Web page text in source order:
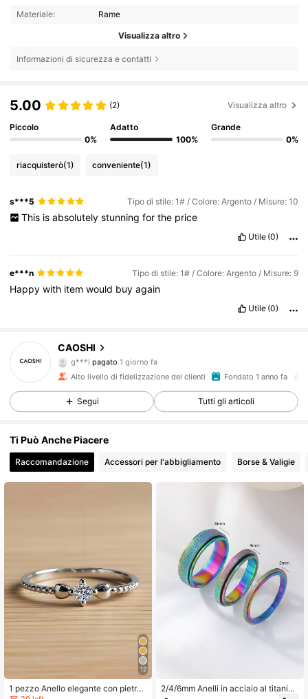
Materiale: Rame
Visualizza altro
Informazioni di sicurezza e contatti
5.00 (2) Visualizza altro
Piccolo
0%
Adatto
100%
Grande
0%
riacquisterò(1) conveniente(1)
s***5 Tipo di stile: 1# / Colore: Argento / Misure: 10
This is absolutely stunning for the price
Utile (0)
e***n Tipo di stile: 1# / Colore: Argento / Misure: 9
Happywith itemwould buyagain
Utile (0)
CAOSHI
4.89
65K Follower
g***i pagato 1 giorno fa
r***4segue9 ore fa
4.89 65K Follower
4.89 65K Follower
4.89 65K Follower
4.89 65K Follower
65K Follower
Alto livello di fidelizzazione dei clienti Fondato 1 anno fa
Segui Tutti gli articoli
Ti Può Anche Piacere
Raccomandazione Accessori per l'abbigliamento Borse & Valigie
12
1 pezzo Anello elegante con pietra
2/4/6mm Anelli in acciaio al titanio